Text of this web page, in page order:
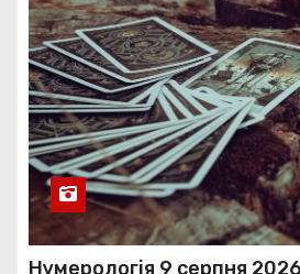
Нумерологія 9 серпня